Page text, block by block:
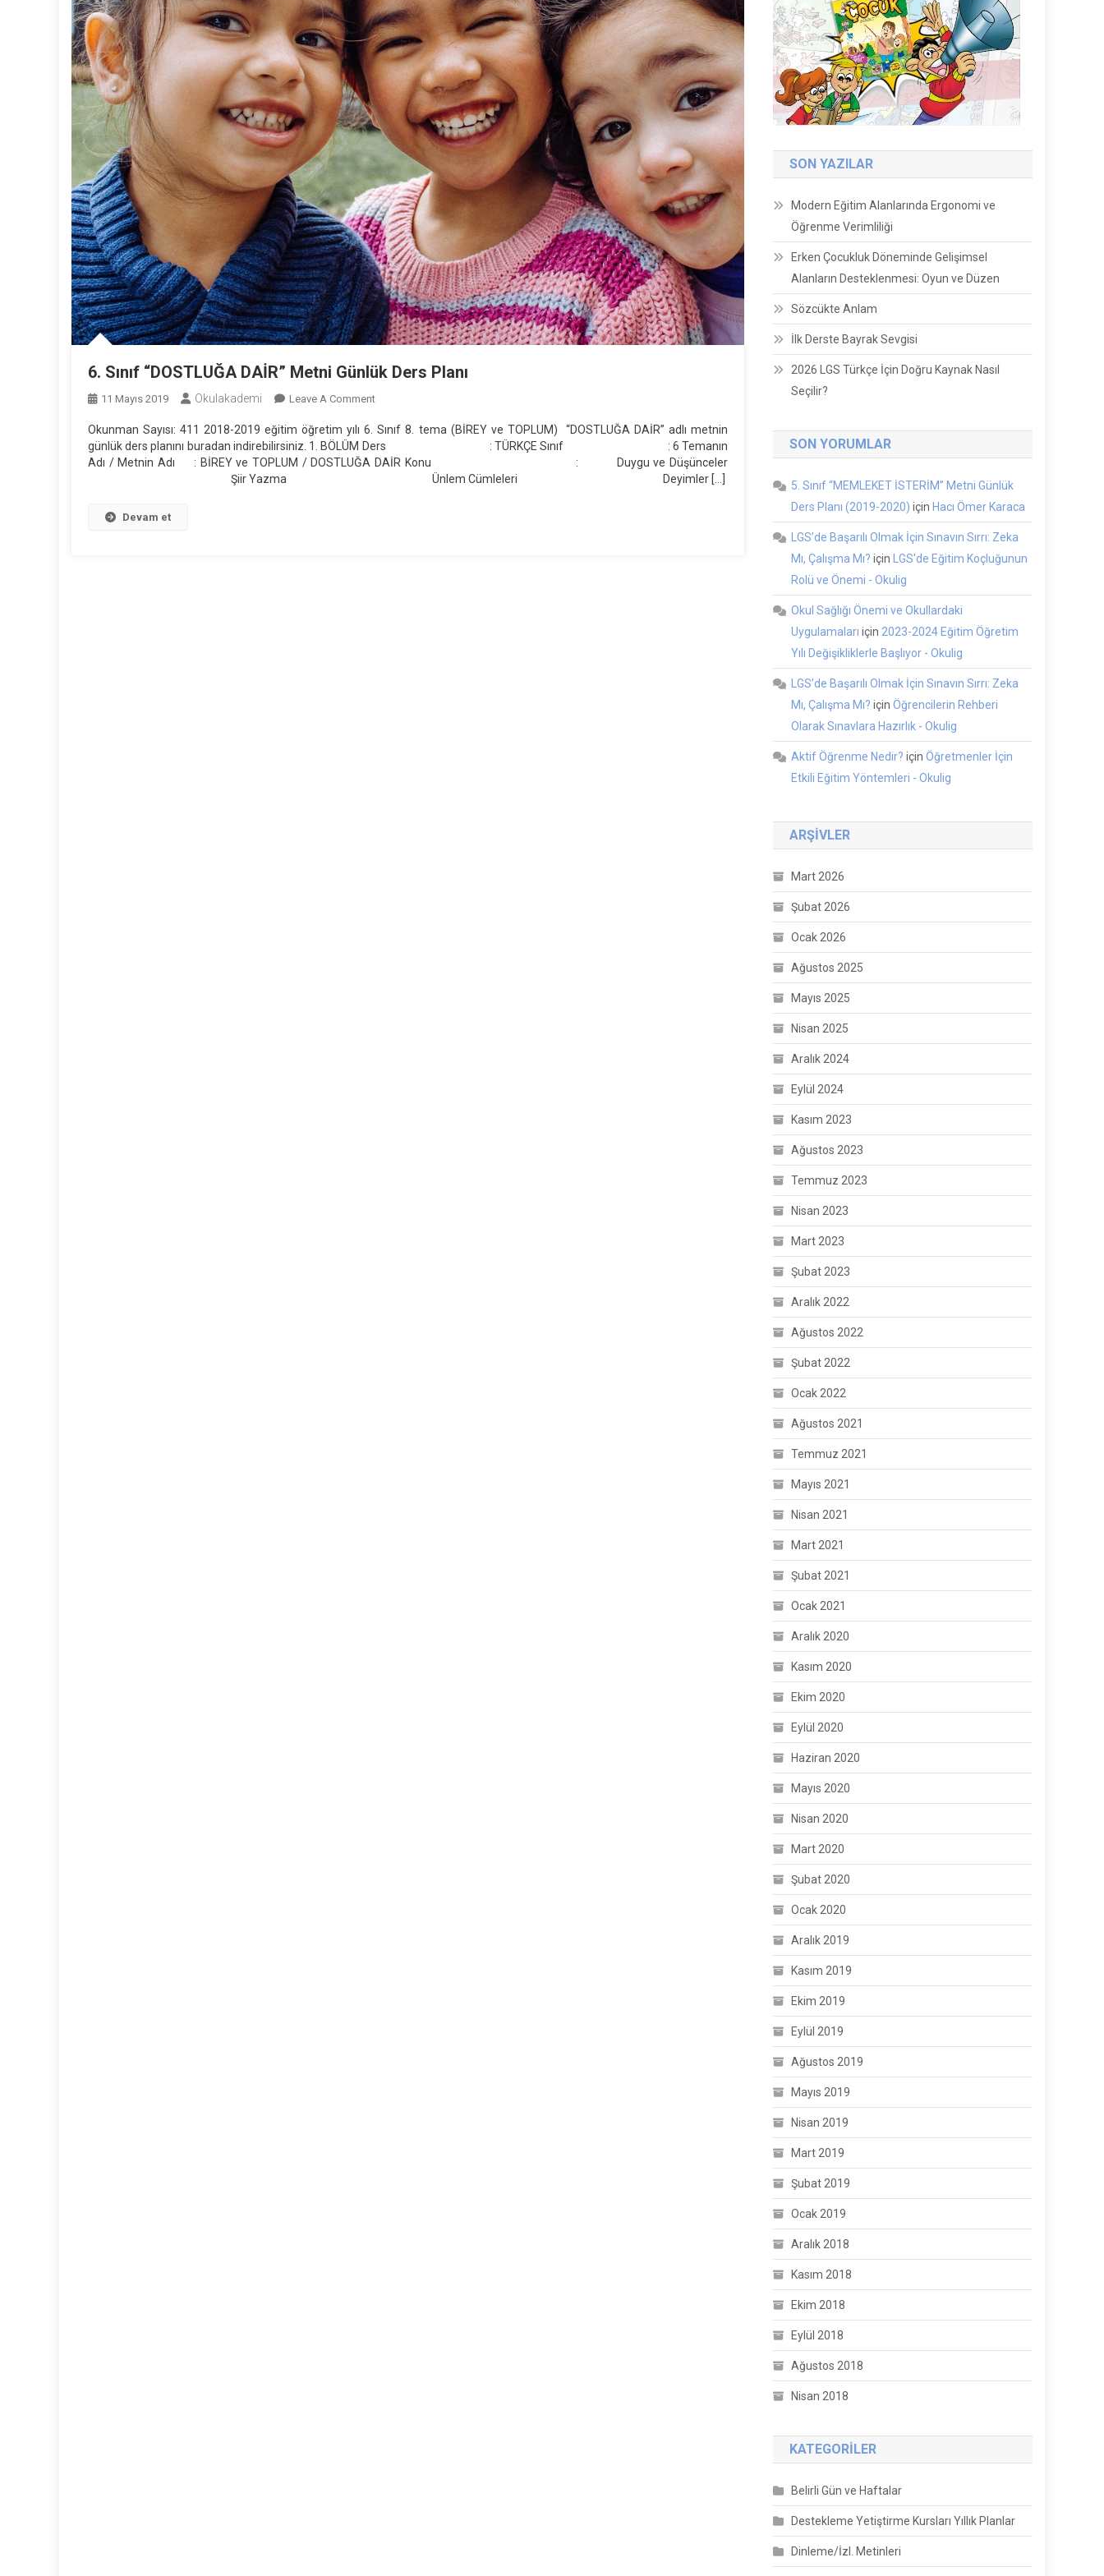
6. Sınıf “DOSTLUĞA DAİR” Metni Günlük Ders Planı
11 Mayıs 2019 Okulakademi Leave A CommentOn
Sınıf
“DOSTLUĞA
Okunman Sayısı: 411 2018-2019 eğitim öğretim yılı 6. Sınıf 8. tema (BİREY ve TOPLUM) “DOSTLUĞA DAİR” adlı metnin
günlük ders planını buradan indirebilirsiniz. 1. BÖLÜM Ders : TÜRKÇE Sınıf : 6 Temanın
Adı / Metnin Adı : BİREY ve TOPLUM / DOSTLUĞA DAİR Konu : Duygu ve Düşünceler
Şiir Yazma Ünlem Cümleleri Deyimler […]
Devam et
SON YAZILAR
Modern Eğitim Alanlarında Ergonomi ve
Öğrenme Verimliliği
Erken Çocukluk Döneminde Gelişimsel
Alanların Desteklenmesi: Oyun ve Düzen
Sözcükte Anlam
İlk Derste Bayrak Sevgisi
2026 LGS Türkçe İçin Doğru Kaynak Nasıl
Seçilir?
SON YORUMLAR
5. Sınıf “MEMLEKET İSTERİM” Metni Günlük
Ders Planı (2019-2020) için Hacı Ömer Karaca
LGS’de Başarılı Olmak İçin Sınavın Sırrı: Zeka
Mı, Çalışma Mı? için
LGS'de Eğitim Koçluğunun
Rolü ve Önemi - Okulig
Okul Sağlığı Önemi ve Okullardaki
Uygulamaları için 2023-2024 Eğitim Öğretim
Yılı Değişikliklerle Başlıyor - Okulig
LGS’de Başarılı Olmak İçin Sınavın Sırrı: Zeka
Mı, Çalışma Mı? içinÖğrencilerin Rehberi
Olarak Sınavlara Hazırlık - Okulig
Aktif Öğrenme Nedir? içinÖğretmenler İçin
Etkili Eğitim Yöntemleri - Okulig
ARŞIVLER
Mart 2026
Şubat 2026
Ocak 2026
Ağustos 2025
Mayıs 2025
Nisan 2025
Aralık 2024
Eylül 2024
Kasım 2023
Ağustos 2023
Temmuz 2023
Nisan 2023
Mart 2023
Şubat 2023
Aralık 2022
Ağustos 2022
Şubat 2022
Ocak 2022
Ağustos 2021
Temmuz 2021
Mayıs 2021
Nisan 2021
Mart 2021
Şubat 2021
Ocak 2021
Aralık 2020
Kasım 2020
Ekim 2020
Eylül 2020
Haziran 2020
Mayıs 2020
Nisan 2020
Mart 2020
Şubat 2020
Ocak 2020
Aralık 2019
Kasım 2019
Ekim 2019
Eylül 2019
Ağustos 2019
Mayıs 2019
Nisan 2019
Mart 2019
Şubat 2019
Ocak 2019
Aralık 2018
Kasım 2018
Ekim 2018
Eylül 2018
Ağustos 2018
Nisan 2018
KATEGORILER
Belirli Gün ve Haftalar
Destekleme Yetiştirme Kursları Yıllık Planlar
Dinleme/İzl. Metinleri